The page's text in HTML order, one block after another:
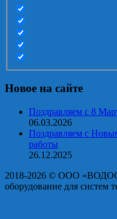
Новое на сайте
Поздравляем с 8
06.03.2026
Поздравляем с
работы
26.12.2025
2018-2026 © OOO
оборудование для систем